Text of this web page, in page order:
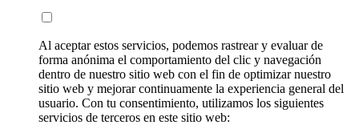
Al aceptar estos servicios, podemos rastrear y evaluar de
forma anónima el comportamiento del clic y navegación
dentro de nuestro sitio web con el fin de optimizar nuestro
sitio web y mejorar continuamente la experiencia general del
usuario. Con tu consentimiento, utilizamos los siguientes
servicios de terceros en este sitio web: